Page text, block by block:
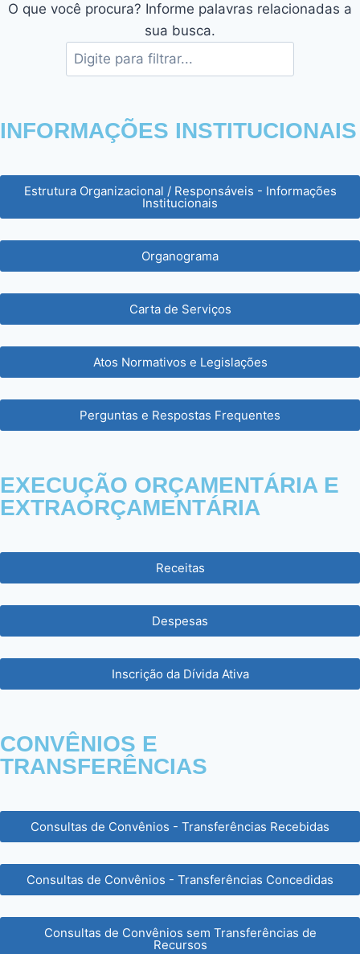
O que você procura? Informe palavras relacionadas a
sua busca.
INFORMAÇÕES INSTITUCIONAIS
Estrutura Organizacional / Responsáveis - Informações
Institucionais
Organograma
Carta de Serviços
Atos Normativos e Legislações
Perguntas e Respostas Frequentes
EXECUÇÃO ORÇAMENTÁRIA E
EXTRAORÇAMENTÁRIA
Receitas
Despesas
Inscrição da Dívida Ativa
CONVÊNIOS E
TRANSFERÊNCIAS
Consultas de Convênios - Transferências Recebidas
Consultas de Convênios - Transferências Concedidas
Consultas de Convênios sem Transferências de
Recursos